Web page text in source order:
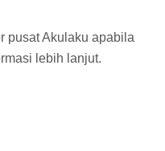
pusat Akulaku apabila
lebih lanjut.